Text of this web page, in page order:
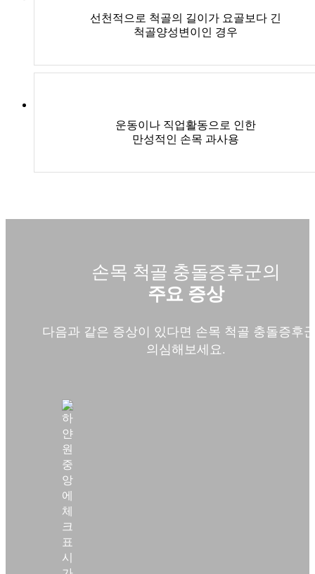
선천적으로 척골의 길이가 요골보다 긴
척골양성변이인 경우
운동이나 직업활동으로 인한
만성적인 손목 과사용
손목 척골 충돌증후군의
주요 증상
다음과 같은 증상이 있다면 손목 척골 충돌증후
의심해보세요.